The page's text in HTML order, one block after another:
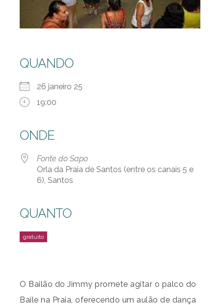
QUANDO
26 janeiro 25
19:00
ONDE
Fonte do Sapo
Orla da Praia de Santos (entre os canais 5 e
6), Santos
QUANTO
O Bailão do Jimmy promete agitar o palco do
Baile na Praia, oferecendo um aulão de dança